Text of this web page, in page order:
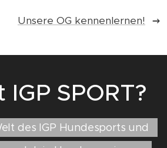
Unsere OG kennenlernen!
IGP SPORT?
des IGP Hundesports und